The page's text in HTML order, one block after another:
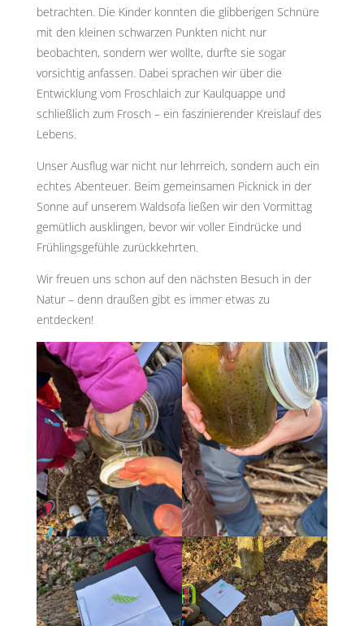
betrachten. Die Kinder konnten die glibberigen Schnüre
mit den kleinen schwarzen Punkten nicht nur
beobachten, sondern wer wollte, durfte sie sogar
vorsichtig anfassen. Dabei sprachen wir über die
Entwicklung vom Froschlaich zur Kaulquappe und
schließlich zum Frosch – ein faszinierender Kreislauf des
Lebens.
Unser Ausflug war nicht nur lehrreich, sondern auch ein
echtes Abenteuer. Beim gemeinsamen Picknick in der
Sonne auf unserem Waldsofa ließen wir den Vormittag
gemütlich ausklingen, bevor wir voller Eindrücke und
Frühlingsgefühle zurückkehrten.
Wir freuen uns schon auf den nächsten Besuch in der
Natur – denn draußen gibt es immer etwas zu
entdecken!